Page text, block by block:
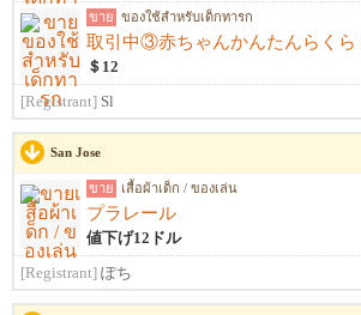
ขาย ของใช้สำหรับเด็กทารก
＄12
[Registrant] Sl
San Jose
ขาย เสื้อผ้าเด็ก / ของเล่น
プラレール
値下げ12ドル
[Registrant] ぽち